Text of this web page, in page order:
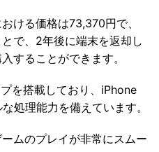
ける価格は73,370円で、
で、2年後に端末を返却し
することができます。
を搭載しており、iPhone
処理能力を備えています。
ムのプレイが非常にスムー